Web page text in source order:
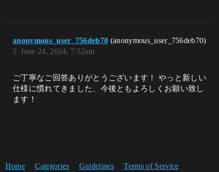
anonymous_user_756deb70 (anonymous_user_756deb70)
June 24, 2024, 7:52am
5
ご丁寧なご回答ありがとうございます！ やっと新しい
仕様に慣れてきました、今後ともよろしくお願い致し
ます！
Home Categories Guidelines Terms of Service